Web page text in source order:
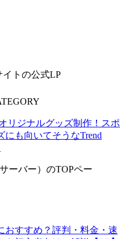
リジナルグッズ制作！スポ
も向いてそうなTrend
おすすめ？評判・料金・速